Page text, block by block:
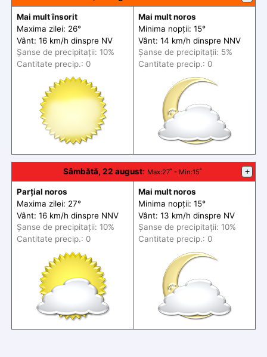
Mai mult însorit
Maxima zilei: 26°
Vânt: 16 km/h dinspre NV
Șanse de precipitații: 10%
Cantitate precip.: 0
Mai mult noros
Minima nopții: 15°
Vânt: 14 km/h dinspre NNV
Șanse de precipitații: 5%
Cantitate precip.: 0
Sâmbătă, 22 august: Max:27˚ - Min:15˚ +
Parțial noros
Maxima zilei: 27°
Vânt: 16 km/h dinspre NNV
Șanse de precipitații: 10%
Cantitate precip.: 0
Mai mult noros
Minima nopții: 15°
Vânt: 13 km/h dinspre NV
Șanse de precipitații: 10%
Cantitate precip.: 0